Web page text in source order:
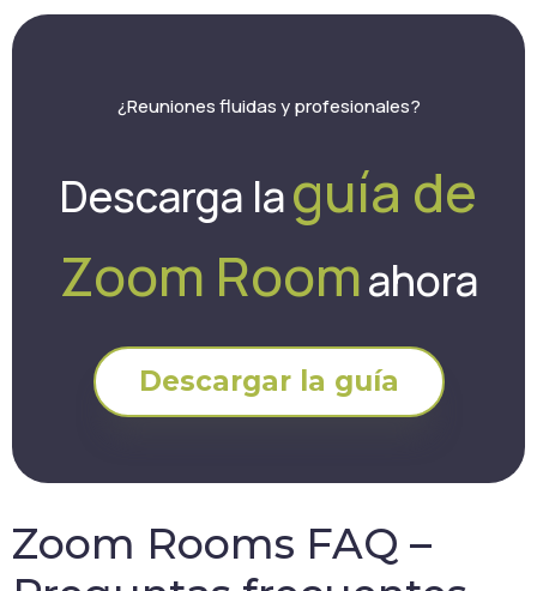
¿Reuniones fluidas y profesionales?
Descarga laguía de
Zoom Roomahora
Descargar la guía
Zoom Rooms FAQ –